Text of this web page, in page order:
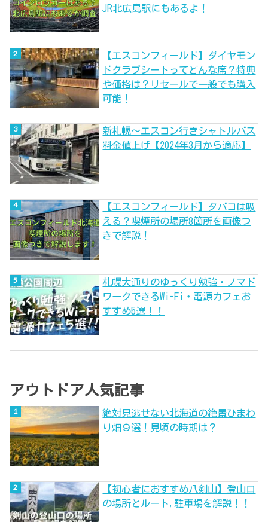
JR北広島駅にもあるよ！
【エスコンフィールド】ダイヤモン
ドクラブシートってどんな席？特典
や価格は？リセールで一般でも購入
可能！
新札幌～エスコン行きシャトルバス
料金値上げ【2024年3月から適応】
【エスコンフィールド】タバコは吸
える？喫煙所の場所8箇所を画像つ
きで解説！
札幌大通りのゆっくり勉強・ノマド
ワークできるWi-Fi・電源カフェお
すすめ5選！！
アウトドア人気記事
絶対見逃せない北海道の絶景ひまわ
り畑９選！見頃の時期は？
【初心者におすすめ八剣山】登山口
の場所とルート,駐車場を解説！！